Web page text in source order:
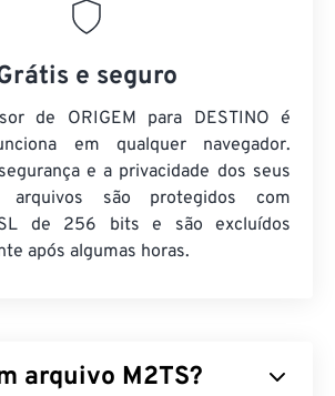
e seguro
de ORIGEM para DESTINO é
em qualquer navegador.
e a privacidade dos seus
arquivos são protegidos com
de 256 bits e são excluídos
após algumas horas.
arquivo M2TS?